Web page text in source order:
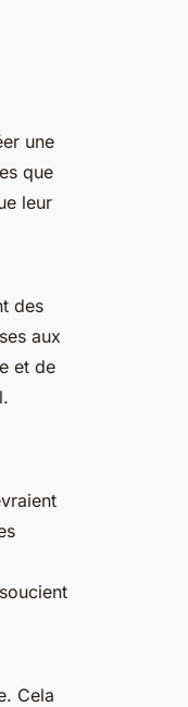
une
que
leur
des
aux
et de
Cela